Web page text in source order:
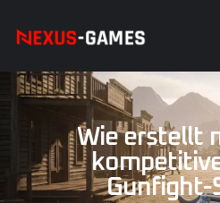
Wie erstellt
Gunfight-